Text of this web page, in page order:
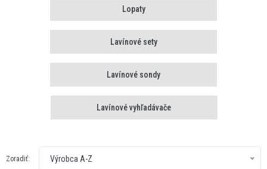
Lopaty
Lavínové sety
Lavínové sondy
Lavínové vyhľadávače
Zoradiť: Výrobca A-Z